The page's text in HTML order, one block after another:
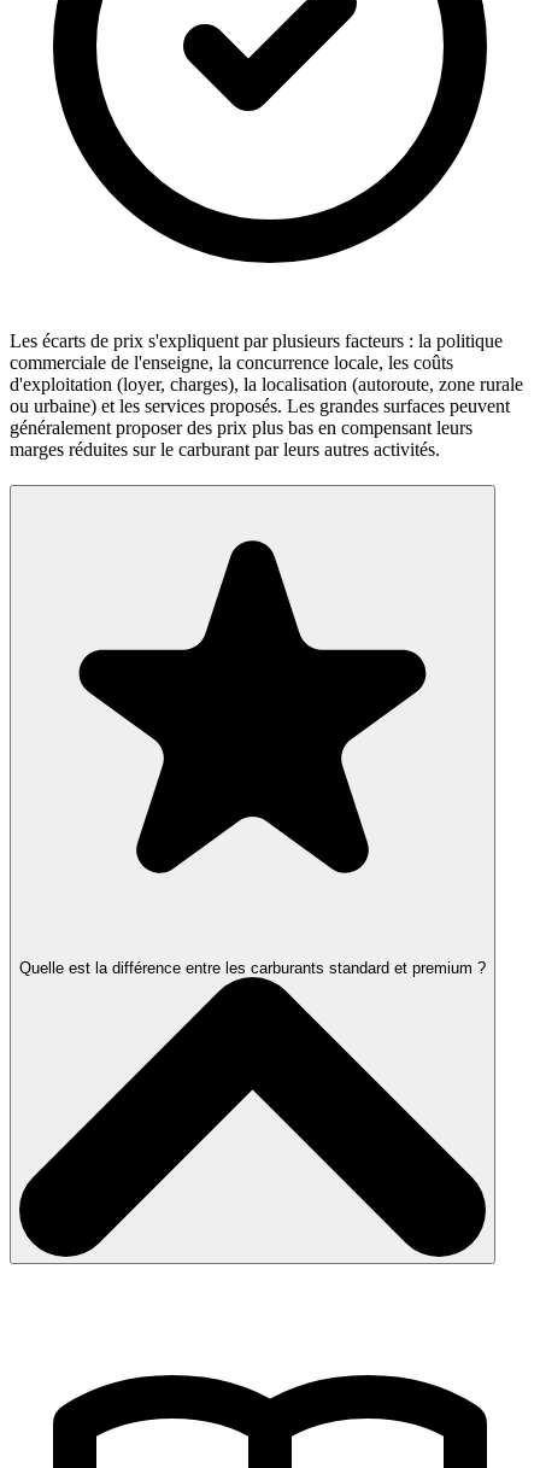
Les écarts de prix s'expliquent par plusieurs facteurs : la politique
commerciale de l'enseigne, la concurrence locale, les coûts
d'exploitation (loyer, charges), la localisation (autoroute, zone rurale
ou urbaine) et les services proposés. Les grandes surfaces peuvent
généralement proposer des prix plus bas en compensant leurs
marges réduites sur le carburant par leurs autres activités.
Quelle est la différence entre les carburants standard et premium ?